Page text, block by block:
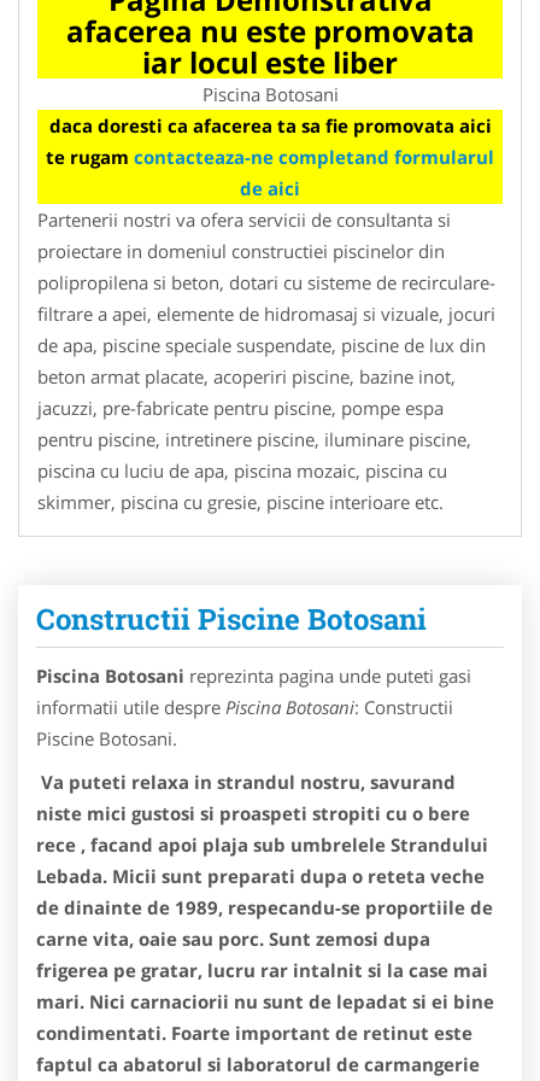
afacerea nu este promovata
iar locul este liber
Piscina Botosani
daca doresti ca afacerea ta sa fie promovata aici
te rugam contacteaza-ne completand formularul
de aici
Partenerii nostri va ofera servicii de consultanta si
proiectare in domeniul constructiei piscinelor din
polipropilena si beton, dotari cu sisteme de recirculare-
filtrare a apei, elemente de hidromasaj si vizuale, jocuri
de apa, piscine speciale suspendate, piscine de lux din
beton armat placate, acoperiri piscine, bazine inot,
jacuzzi, pre-fabricate pentru piscine, pompe espa
pentru piscine, intretinere piscine, iluminare piscine,
piscina cu luciu de apa, piscina mozaic, piscina cu
skimmer, piscina cu gresie, piscine interioare etc.
Constructii Piscine Botosani
Piscina Botosani reprezinta pagina unde puteti gasi
informatii utile despre Piscina Botosani: Constructii
Piscine Botosani.
Va puteti relaxa in strandul nostru, savurand
niste mici gustosi si proaspeti stropiti cu o bere
rece , facand apoi plaja sub umbrelele Strandului
Lebada. Micii sunt preparati dupa o reteta veche
de dinainte de 1989, respecandu-se proportiile de
carne vita, oaie sau porc. Sunt zemosi dupa
frigerea pe gratar, lucru rar intalnit si la case mai
mari. Nici carnaciorii nu sunt de lepadat si ei bine
condimentati. Foarte important de retinut este
faptul ca abatorul si laboratorul de carmangerie